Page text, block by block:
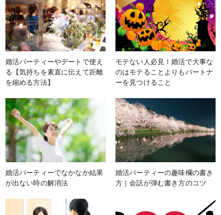
婚活パーティーやデートで使え
る【気持ちを素直に伝えて距離
を縮める方法】
モテない人必見！婚活で大事な
のはモテることよりもパートナ
ーを見つけること
婚活パーティーでなかなか結果
が出ない時の解消法
婚活パーティーの趣味欄の書き
方｜会話が弾む書き方のコツ